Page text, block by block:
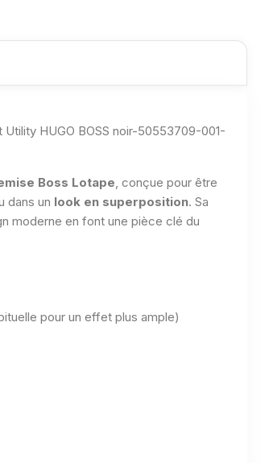
HUGO BOSS noir-50553709-001-
Boss Lotape, conçue pour être
dans un look en superposition. Sa
moderne en font une pièce clé du
pour un effet plus ample)